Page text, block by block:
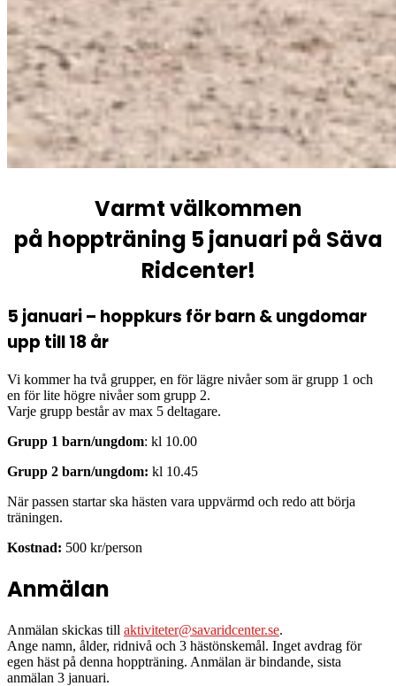
Varmt välkommen
på hoppträning 5 januari på Säva
Ridcenter!
5 januari – hoppkurs för barn & ungdomar
upp till 18 år
Vi kommer ha två grupper, en för lägre nivåer som är grupp 1 och
en för lite högre nivåer som grupp 2.
Varje grupp består av max 5 deltagare.
Grupp 1 barn/ungdom: kl 10.00
Grupp 2 barn/ungdom: kl 10.45
När passen startar ska hästen vara uppvärmd och redo att börja
träningen.
Kostnad: 500 kr/person
Anmälan
Anmälan skickas till aktiviteter@savaridcenter.se.
Ange namn, ålder, ridnivå och 3 hästönskemål. Inget avdrag för
egen häst på denna hoppträning. Anmälan är bindande, sista
anmälan 3 januari.